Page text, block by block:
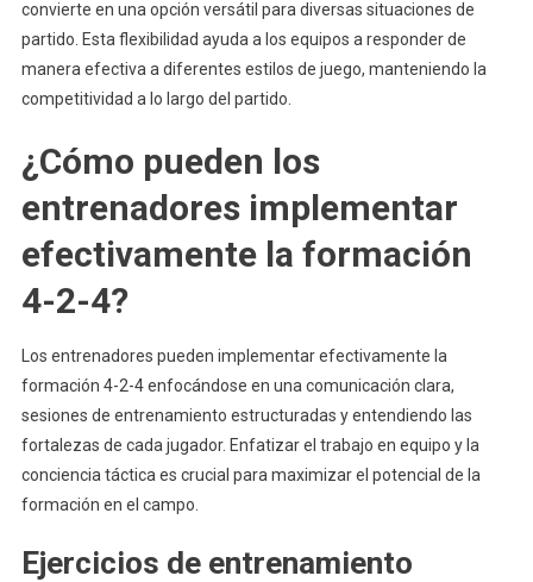
convierte en una opción versátil para diversas situaciones de
partido. Esta flexibilidad ayuda a los equipos a responder de
manera efectiva a diferentes estilos de juego, manteniendo la
competitividad a lo largo del partido.
¿Cómo pueden los
entrenadores implementar
efectivamente la formación
4-2-4?
Los entrenadores pueden implementar efectivamente la
formación 4-2-4 enfocándose en una comunicación clara,
sesiones de entrenamiento estructuradas y entendiendo las
fortalezas de cada jugador. Enfatizar el trabajo en equipo y la
conciencia táctica es crucial para maximizar el potencial de la
formación en el campo.
Ejercicios de entrenamiento